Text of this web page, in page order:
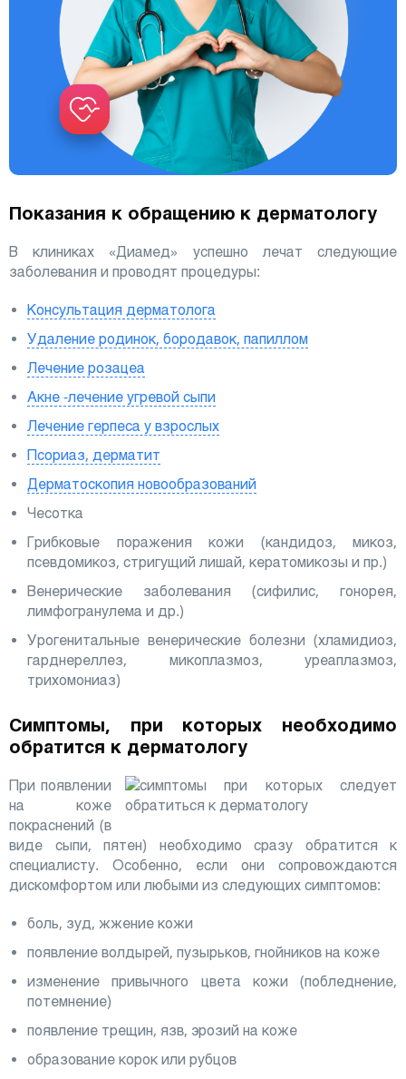
Показания к обращению к дерматологу
В клиниках «Диамед» успешно лечат следующие
заболевания и проводят процедуры:
Консультация дерматолога
Удаление родинок, бородавок, папиллом
Лечение розацеа
Акне -лечение угревой сыпи
Лечение герпеса у взрослых
Псориаз, дерматит
Дерматоскопия новообразований
Чесотка
Грибковые поражения кожи (кандидоз, микоз,
псевдомикоз, стригущий лишай, кератомикозы и пр.)
Венерические заболевания (сифилис, гонорея,
лимфогранулема и др.)
Урогенитальные венерические болезни (хламидиоз,
гарднереллез, микоплазмоз, уреаплазмоз,
трихомониаз)
Симптомы, при которых необходимо
обратится к дерматологу
При появлении
на коже
покраснений (в
виде сыпи, пятен) необходимо сразу обратится к
специалисту. Особенно, если они сопровождаются
дискомфортом или любыми из следующих симптомов:
боль, зуд, жжение кожи
появление волдырей, пузырьков, гнойников на коже
изменение привычного цвета кожи (побледнение,
потемнение)
появление трещин, язв, эрозий на коже
образование корок или рубцов